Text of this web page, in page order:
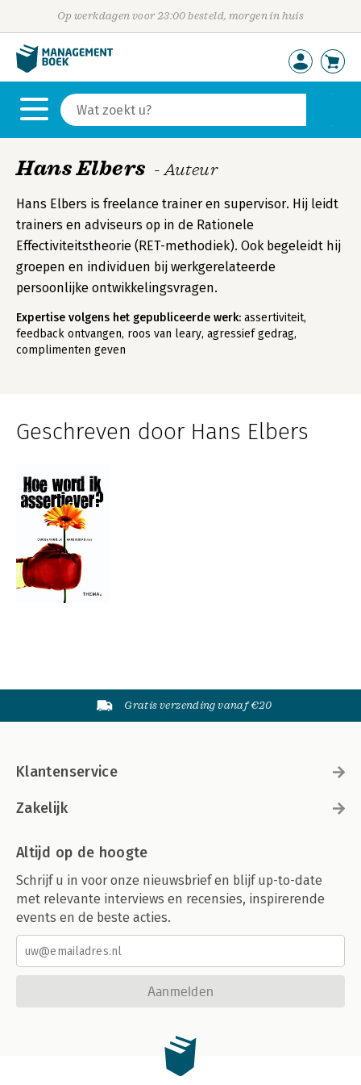
Op werkdagen voor 23:00 besteld, morgen in huis
Hans Elbers - Auteur
Hans Elbers is freelance trainer en supervisor. Hij leidt
trainers en adviseurs op in de Rationele
Effectiviteitstheorie (RET-methodiek). Ook begeleidt hij
groepen en individuen bij werkgerelateerde
persoonlijke ontwikkelingsvragen.
Expertise volgens het gepubliceerde werk: assertiviteit,
feedback ontvangen, roos van leary, agressief gedrag,
complimenten geven
Geschreven door Hans Elbers
Gratis verzending vanaf €20
Klantenservice
Zakelijk
Altijd op de hoogte
Schrijf u in voor onze nieuwsbrief en blijf up-to-date
met relevante interviews en recensies, inspirerende
events en de beste acties.
Aanmelden